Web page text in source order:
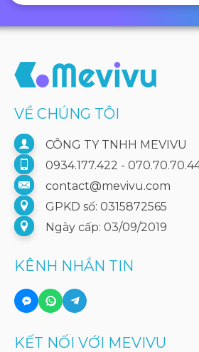
VỀ CHÚNG TÔI
CÔNG TY TNHH MEVIVU
0934.177.422 -
contact@mevivu.com
GPKD số: 0315872565
Ngày cấp: 03/09/2019
KÊNH NHẮN TIN
KẾT NỐI VỚI MEVIVU